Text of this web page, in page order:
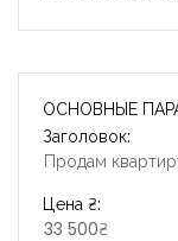
ОСНОВНЫЕ
Заголовок:
Продам
Цена ₴:
33 500₴